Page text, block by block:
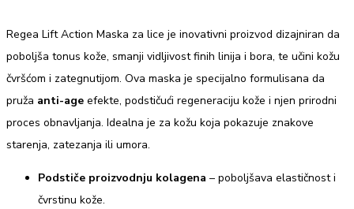
Regea Lift Action Maska za lice je inovativni proizvod dizajniran da
poboljša tonus kože, smanji vidljivost finih linija i bora, te učini kožu
čvršćom i zategnutijom. Ova maska je specijalno formulisana da
pruža anti-age efekte, podstičući regeneraciju kože i njen prirodni
proces obnavljanja. Idealna je za kožu koja pokazuje znakove
starenja, zatezanja ili umora.
Podstiče proizvodnju kolagena – poboljšava elastičnost i
čvrstinu kože.